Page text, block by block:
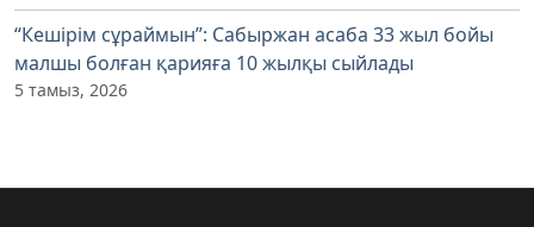
“Кешірім сұраймын”: Сабыржан асаба 33 жыл бойы
малшы болған қарияға 10 жылқы сыйлады
5 тамыз, 2026